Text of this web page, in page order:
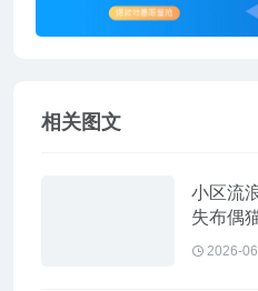
相关图文
小区流
失布偶
2026-